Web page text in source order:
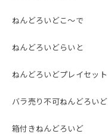
ねんどろいどこ～で
ねんどろいどらいと
ねんどろいどプレイセット
バラ売り不可ねんどろいど
箱付きねんどろいど